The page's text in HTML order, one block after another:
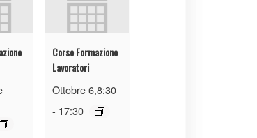
Corso Formazione
Lavoratori
Ottobre 6,8:30
- 17:30